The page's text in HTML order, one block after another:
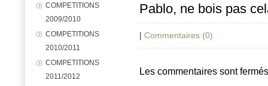
COMPETITIONS
2009/2010
COMPETITIONS
2010/2011
COMPETITIONS
2011/2012
Pablo, ne bois pas
| Commentaires (0)
Les commentaires sont